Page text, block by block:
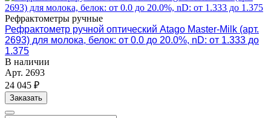
Рефрактометры ручные
Рефрактометр ручной оптический Atago Master-Milk (арт.
2693) для молока, белок: от 0.0 до 20.0%, nD: от 1.333 до
1.375
В наличии
Арт. 2693
24 045 ₽
Заказать